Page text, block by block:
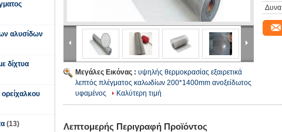
αλυσίδων
δίχτυα
(13)
Μεγάλες Εικόνας : υψηλής θερμοκρασίας εξαιρετικά
λεπτός πλέγματος καλωδίων 200*1400mm ανοξείδωτος
υφαμένος
Καλύτερη τιμή
Λεπτομερής Περιγραφή Προϊόντος